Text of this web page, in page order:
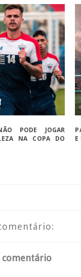
PODE JOGAR
NA COPA DO
E
comentário